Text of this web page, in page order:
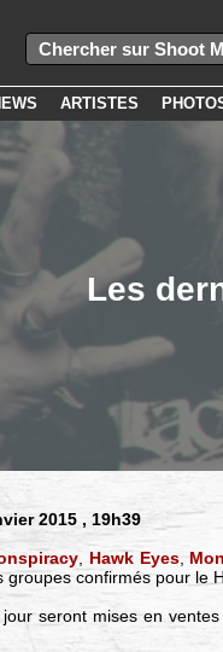
ARTISTES
Les
2015 , 19h39
, Hawk Eyes,
groupes confirmés pour le
seront mises en